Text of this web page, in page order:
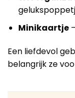
Minikaartje
Een liefdevol
belangrijk ze